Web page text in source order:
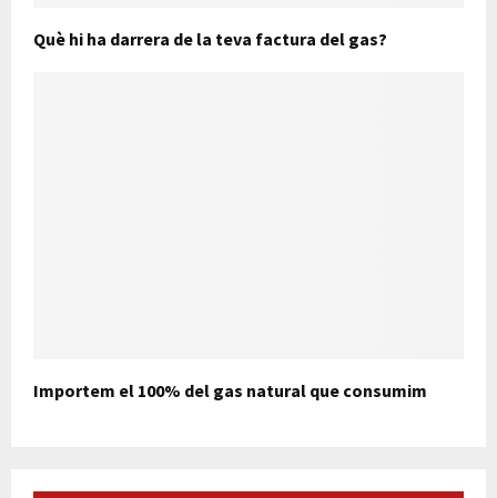
Què hi ha darrera de la teva factura del gas?
Importem el 100% del gas natural que consumim